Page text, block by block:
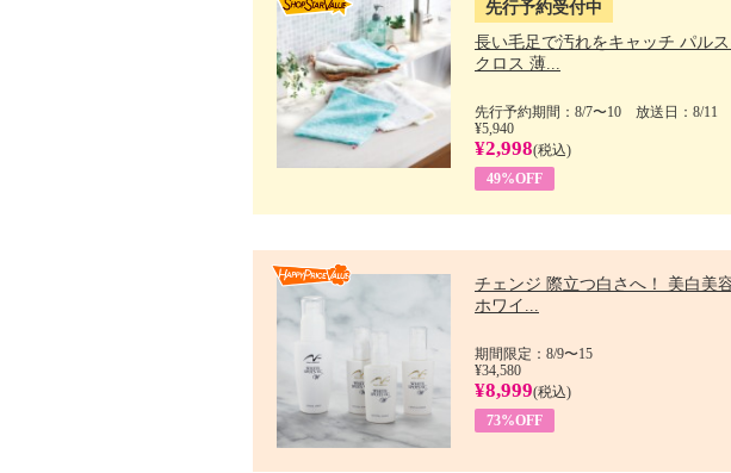
先行予約受付中
長い毛足で汚れをキャッチ パルス
クロス 薄...
先行予約期間：8/7〜10 放送日：8/11
¥5,940
¥2,998(税込)
49%OFF
チェンジ 際立つ白さへ！ 美白美
ホワイ...
期間限定：8/9〜15
¥34,580
¥8,999(税込)
73%OFF